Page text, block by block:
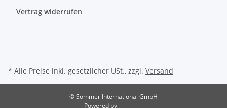
Vertrag widerrufen
* Alle Preise inkl. gesetzlicher USt., zzgl. Versand
© Sommer International GmbH
Powered by